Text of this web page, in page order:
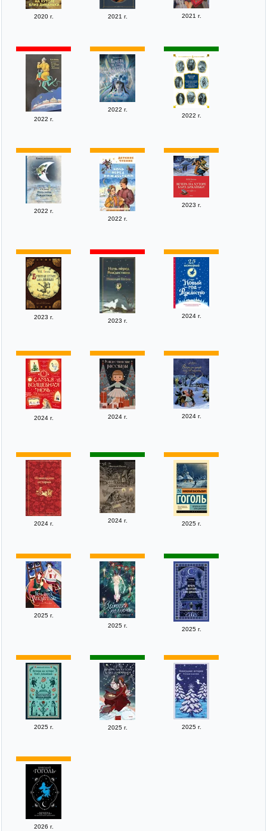
2020 г. 2021 г. 2021 г.
2022 г.
2022 г.
2022 г.
2022 г.
2022 г.
2023 г.
2023 г.
2023 г.
2024 г.
2024 г. 2024 г. 2024 г.
2024 г. 2024 г. 2025 г.
2025 г.
2025 г.
2025 г.
2025 г. 2025 г. 2025 г.
2026 г.